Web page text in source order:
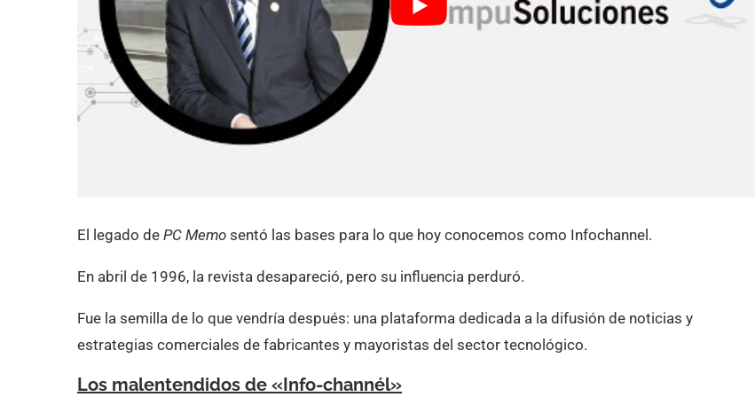
El legado de PC Memo sentó las bases para lo que hoy conocemos como Infochannel.
En abril de 1996, la revista desapareció, pero su influencia perduró.
Fue la semilla de lo que vendría después: una plataforma dedicada a la difusión de noticias y
estrategias comerciales de fabricantes y mayoristas del sector tecnológico.
Los malentendidos de «Info-channél»